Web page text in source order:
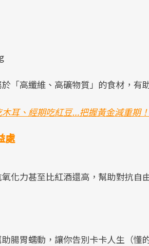
「高纖維、高礦物質」的食材，有
耳、經期吃紅豆...把握黃金減重期
處
化力甚至比紅酒還高，幫助對抗自
腸胃蠕動，讓你告別卡卡人生（懂的